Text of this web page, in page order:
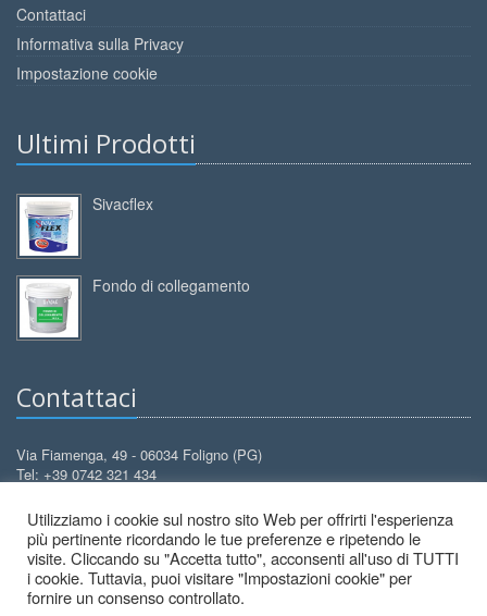
Contattaci
Informativa sulla Privacy
Impostazione cookie
Ultimi Prodotti
Sivacflex
Fondo di collegamento
Contattaci
Via Fiamenga, 49 - 06034 Foligno (PG)
Tel: +39 0742 321 434
Email:info@decorcolori.com
Utilizziamo i cookie sul nostro sito Web per offrirti l'esperienza
più pertinente ricordando le tue preferenze e ripetendo le
visite. Cliccando su "Accetta tutto", acconsenti all'uso di TUTTI
i cookie. Tuttavia, puoi visitare "Impostazioni cookie" per
fornire un consenso controllato.